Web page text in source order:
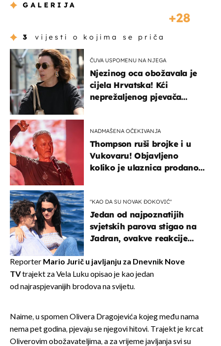
GALERIJA
28
3 vijesti o kojima se priča
ČUVA USPOMENU NA NJEGA
Njezinog oca obožavala je
cijela Hrvatska! Kći
neprežaljenog pjevača
NADMAŠENA OČEKIVANJA
Thompson ruši brojke i u
Vukovaru! Objavljeno
koliko je ulaznica prodano
"KAO DA SU NOVAK ĐOKOVIĆ"
Jedan od najpoznatijih
svjetskih parova stigao na
Jadran, ovakve reakcije
Reporter Mario Jurič u javljanju za Dnevnik Nove
TVtrajekt za Vela Luku opisao je kao jedan
od najraspjevanijih brodova na svijetu.
Naime, u spomen Olivera Dragojevića kojeg među nama
nema pet godina, pjevaju se njegovi hitovi. Trajekt je krcat
Oliverovim obožavateljima, a za vrijeme javljanja svi su